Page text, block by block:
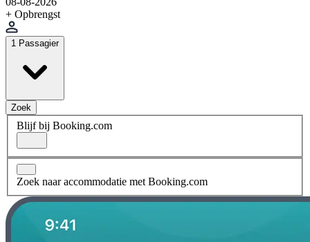
+ Opbrengst
1 Passagier
Zoek
Blijf bij Booking.com
Zoek naar accommodatie met Booking.com